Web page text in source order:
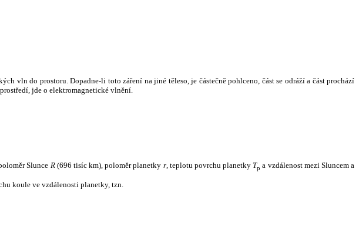
vln do prostoru. Dopadne-li toto záření na jiné těleso, je částečně pohlceno, část se odráží a část prochází
jde o elektromagnetické vlnění.
Slunce R(696 tisíc km), poloměr planetky r, teplotu povrchu planetky Tp a vzdálenost mezi Sluncem a
koule ve vzdálenosti planetky, tzn.